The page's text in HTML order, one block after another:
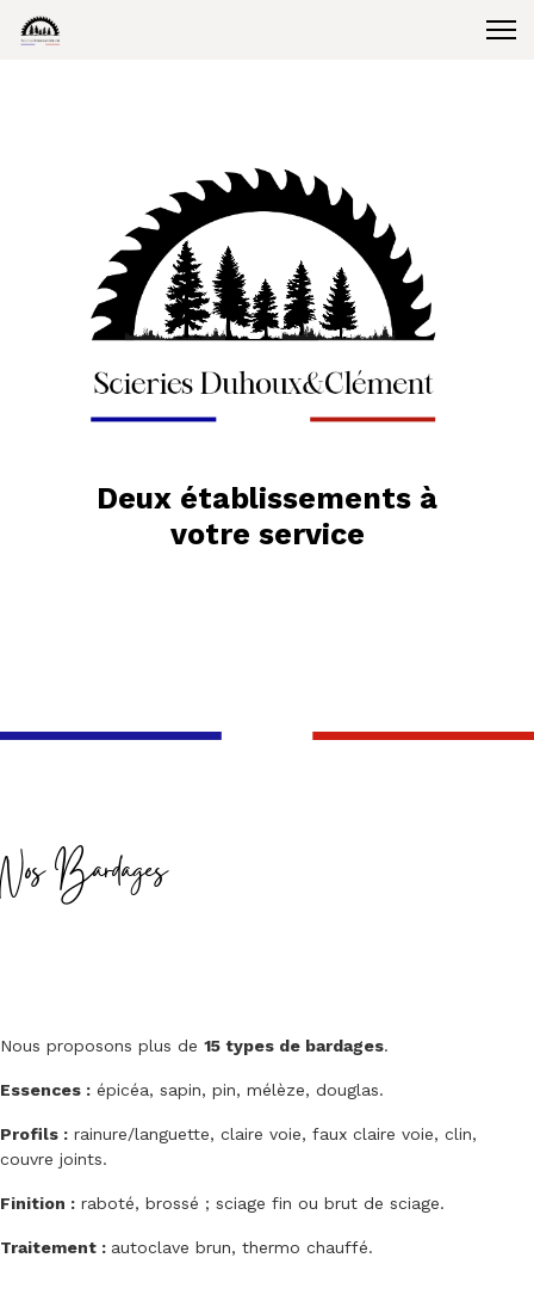
Deux établissements à
votre service
Nos Bardages
Nous proposons plus de 15 types de bardages.
Essences : épicéa, sapin, pin, mélèze, douglas.
Profils : rainure/languette, claire voie, faux claire voie, clin,
couvre joints.
Finition : raboté, brossé ; sciage fin ou brut de sciage.
Traitement : autoclave brun, thermo chauffé.